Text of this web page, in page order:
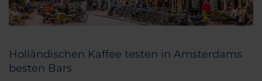
Holländischen Kaffee testen in Amsterdams
besten Bars